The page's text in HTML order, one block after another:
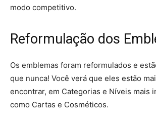
modo competitivo.
Reformulação dos
Os emblemas foram reformulados e
que nunca! Você verá que eles estão
encontrar, em Categorias e Níveis mais
como Cartas e Cosméticos.